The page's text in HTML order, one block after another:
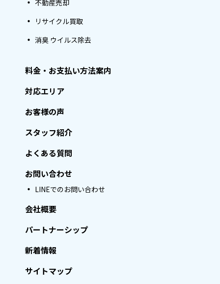
不動産売却
リサイクル買取
消臭 ウイルス除去
料金・お支払い方法案内
対応エリア
お客様の声
スタッフ紹介
よくある質問
お問い合わせ
LINEでのお問い合わせ
会社概要
パートナーシップ
新着情報
サイトマップ